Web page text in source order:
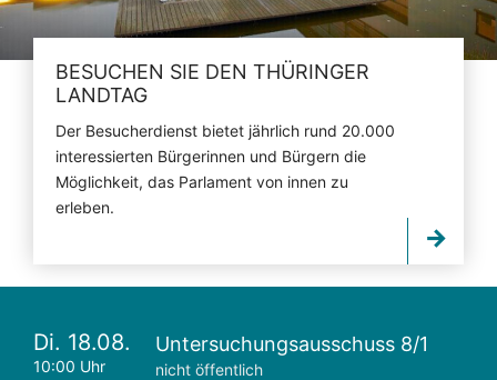
BESUCHEN SIE DEN THÜRINGER
LANDTAG
Der Besucherdienst bietet jährlich rund 20.000
interessierten Bürgerinnen und Bürgern die
Möglichkeit, das Parlament von innen zu
erleben.
Di. 18.08.
10:00 Uhr
Untersuchungsausschuss 8/1
nicht öffentlich